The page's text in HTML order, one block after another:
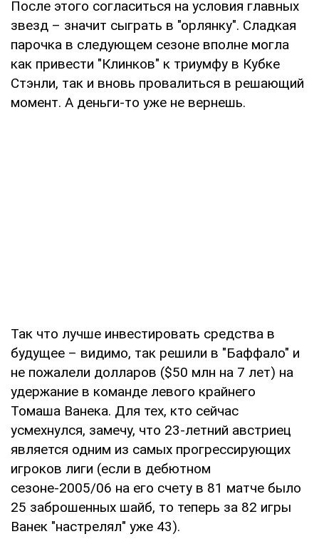
После этого согласиться на условия главных
звезд – значит сыграть в "орлянку". Сладкая
парочка в следующем сезоне вполне могла
как привести "Клинков" к триумфу в Кубке
Стэнли, так и вновь провалиться в решающий
момент. А деньги-то уже не вернешь.
Так что лучше инвестировать средства в
будущее – видимо, так решили в "Баффало" и
не пожалели долларов ($50 млн на 7 лет) на
удержание в команде левого крайнего
Томаша Ванека. Для тех, кто сейчас
усмехнулся, замечу, что 23-летний австриец
является одним из самых прогрессирующих
игроков лиги (если в дебютном
сезоне-2005/06 на его счету в 81 матче было
25 заброшенных шайб, то теперь за 82 игры
Ванек "настрелял" уже 43).